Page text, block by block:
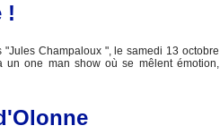
!
Champaloux ", le samedi 13 octobre
one man show où se mêlent émotion,